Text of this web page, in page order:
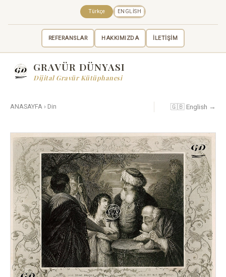
REFERANSLAR HAKKIMIZDA İLETİŞİM
Türkçe ENGLISH
GRAVÜR DÜNYASI
Dijital Gravür Kütüphanesi
ANASAYFA › Din 🇬🇧 English →